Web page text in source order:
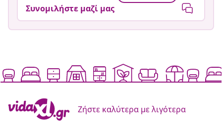
Συνομιλήστε μαζί μας
Ζήστε καλύτερα με λιγότερα